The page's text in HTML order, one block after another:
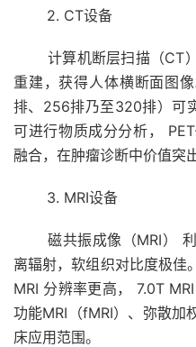
2. CT设备
计算机断层扫描（CT）
重建，获得人体横断面图
排、256排乃至320排）可
可进行物质成分分析，
融合，在肿瘤诊断中价值突出
3. MRI设备
磁共振成像（MRI） 利
离辐射，软组织对比度极佳
MRI 分辨率更高， 7.0T
功能MRI（fMRI）、弥散加
床应用范围。